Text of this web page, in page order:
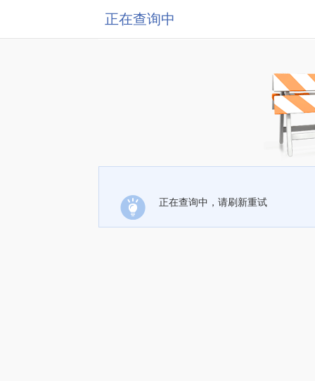
正在查询中
正在查询中，请刷新重试